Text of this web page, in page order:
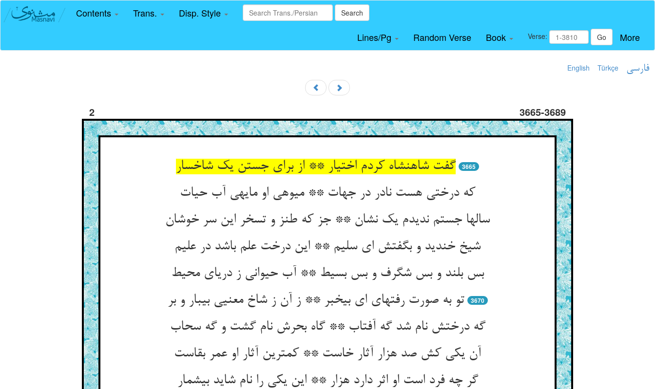
Contents Trans. Disp. Style Search
Lines/Pg Random Verse Book Verse: Go More
English Türkçe فارسی
2 3665-3689
گفت شاهنشاه کردم اختیار ** از برای جستن یک شاخسار 3665
که درختی هست نادر در جهات ** میوه‏ی او مایه‏ی آب حیات‏
سالها جستم ندیدم یک نشان ** جز که طنز و تسخر این سر خوشان‏
شیخ خندید و بگفتش ای سلیم ** این درخت علم باشد در علیم‏
بس بلند و بس شگرف و بس بسیط ** آب حیوانی ز دریای محیط
تو به صورت رفته‏ای ای بی‏خبر ** ز آن ز شاخ معنیی بی‏بار و بر
3670
گه درختش نام شد گه آفتاب ** گاه بحرش نام گشت و گه سحاب‏
آن یکی کش صد هزار آثار خاست ** کمترین آثار او عمر بقاست‏
گر چه فرد است او اثر دارد هزار ** این یکی را نام شاید بی‏شمار